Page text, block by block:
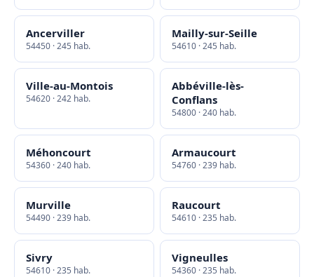
Ancerviller
54450 · 245 hab.
Mailly-sur-Seille
54610 · 245 hab.
Ville-au-Montois
54620 · 242 hab.
Abbéville-lès-
Conflans
54800 · 240 hab.
Méhoncourt
54360 · 240 hab.
Armaucourt
54760 · 239 hab.
Murville
54490 · 239 hab.
Raucourt
54610 · 235 hab.
Sivry
54610 · 235 hab.
Vigneulles
54360 · 235 hab.